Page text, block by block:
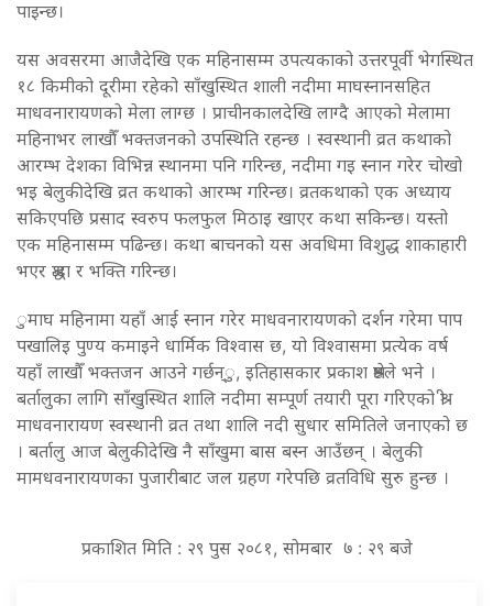
पाइन्छ।
यस अवसरमा आजैदेखि एक महिनासम्म उपत्यकाको उत्तरपूर्वी भेगस्थित
१८ किमीको दूरीमा रहेको साँखुस्थित शाली नदीमा माघस्नानसहित
माधवनारायणको मेला लाग्छ । प्राचीनकालदेखि लाग्दै आएको मेलामा
महिनाभर लाखौँ भक्तजनको उपस्थिति रहन्छ । स्वस्थानी व्रत कथाको
आरम्भ देशका विभिन्न स्थानमा पनि गरिन्छ, नदीमा गइ स्नान गरेर चोखो
भइ बेलुकीदेखि व्रत कथाको आरम्भ गरिन्छ। व्रतकथाको एक अध्याय
सकिएपछि प्रसाद स्वरुप फलफुल मिठाइ खाएर कथा सकिन्छ। यस्तो
एक महिनासम्म पढिन्छ। कथा बाचनको यस अवधिमा विशुद्ध शाकाहारी
भएर श्रद्धा र भक्ति गरिन्छ।
ुमाघ महिनामा यहाँ आई स्नान गरेर माधवनारायणको दर्शन गरेमा पाप
पखालिइ पुण्य कमाइने धार्मिक विश्वास छ, यो विश्वासमा प्रत्येक वर्ष
यहाँ लाखौँ भक्तजन आउने गर्छन्ु, इतिहासकार प्रकाश श्रेष्ठले भने ।
बर्तालुका लागि साँखुस्थित शालि नदीमा सम्पूर्ण तयारी पूरा गरिएको श्री
माधवनारायण स्वस्थानी व्रत तथा शालि नदी सुधार समितिले जनाएको छ
। बर्तालु आज बेलुकीदेखि नै साँखुमा बास बस्न आउँछन् । बेलुकी
मामधवनारायणका पुजारीबाट जल ग्रहण गरेपछि व्रतविधि सुरु हुन्छ ।
प्रकाशित मिति : २९ पुस २०८१, सोमबार ७ : २९ बजे